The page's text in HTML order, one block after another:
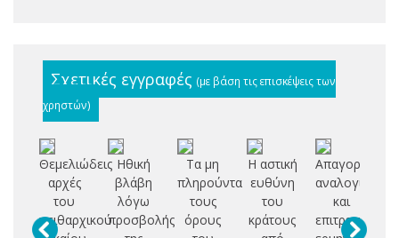
Σχετικές εγγραφές (με βάση τις επισκέψεις των
χρηστών)
Θεμελιώδεις
αρχές
του
πειθαρχικού
Ηθική
βλάβη
λόγω
προσβολής
Τα μη
πληρούντα
τους
όρους
Η αστική
ευθύνη
του
κράτους
αναλογία
και
επιτρεπτή